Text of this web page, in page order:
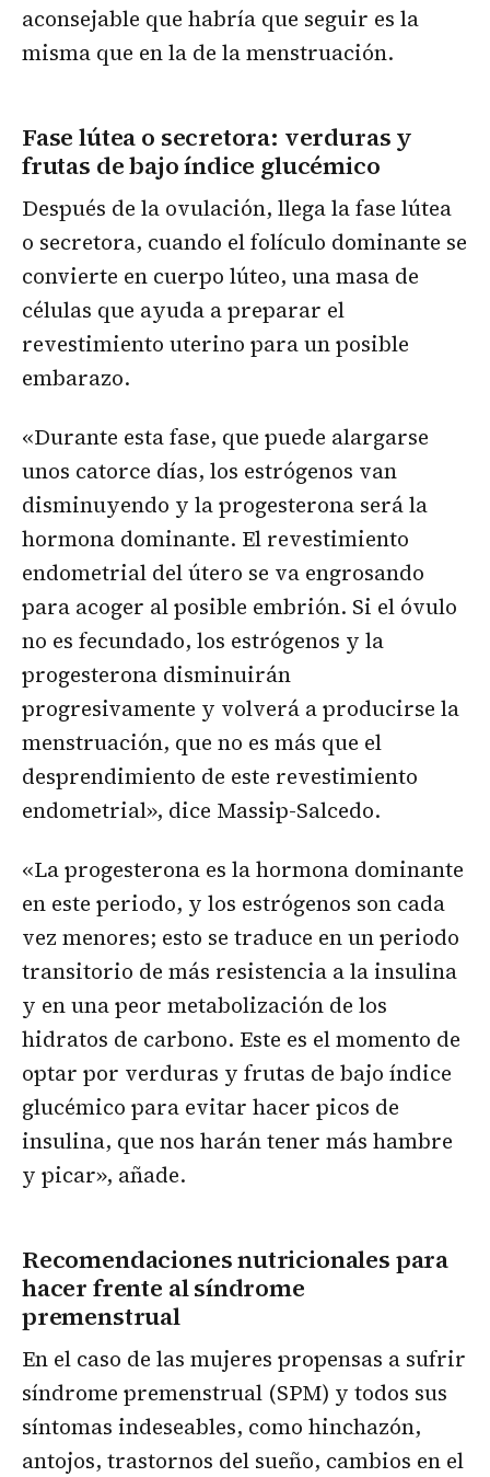
aconsejable que habría que seguir es la
misma que en la de la menstruación.
Fase lútea o secretora: verduras y
frutas de bajo índice glucémico
Después de la ovulación, llega la fase lútea
o secretora, cuando el folículo dominante se
convierte en cuerpo lúteo, una masa de
células que ayuda a preparar el
revestimiento uterino para un posible
embarazo.
«Durante esta fase, que puede alargarse
unos catorce días, los estrógenos van
disminuyendo y la progesterona será la
hormona dominante. El revestimiento
endometrial del útero se va engrosando
para acoger al posible embrión. Si el óvulo
no es fecundado, los estrógenos y la
progesterona disminuirán
progresivamente y volverá a producirse la
menstruación, que no es más que el
desprendimiento de este revestimiento
endometrial», dice Massip-Salcedo.
«La progesterona es la hormona dominante
en este periodo, y los estrógenos son cada
vez menores; esto se traduce en un periodo
transitorio de más resistencia a la insulina
y en una peor metabolización de los
hidratos de carbono. Este es el momento de
optar por verduras y frutas de bajo índice
glucémico para evitar hacer picos de
insulina, que nos harán tener más hambre
y picar», añade.
Recomendaciones nutricionales para
hacer frente al síndrome
premenstrual
En el caso de las mujeres propensas a sufrir
síndrome premenstrual (SPM) y todos sus
síntomas indeseables, como hinchazón,
antojos, trastornos del sueño, cambios en el